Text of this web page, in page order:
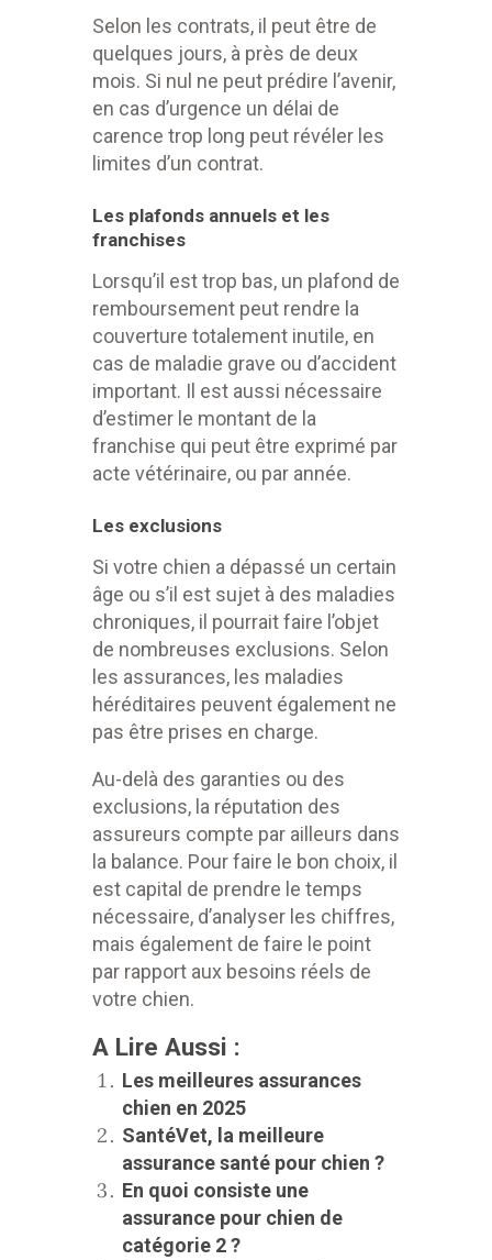
Selon les contrats, il peut être de
quelques jours, à près de deux
mois. Si nul ne peut prédire l’avenir,
en cas d’urgence un délai de
carence trop long peut révéler les
limites d’un contrat.
Les plafonds annuels et les
franchises
Lorsqu’il est trop bas, un plafond de
remboursement peut rendre la
couverture totalement inutile, en
cas de maladie grave ou d’accident
important. Il est aussi nécessaire
d’estimer le montant de la
franchise qui peut être exprimé par
acte vétérinaire, ou par année.
Les exclusions
Si votre chien a dépassé un certain
âge ou s’il est sujet à des maladies
chroniques, il pourrait faire l’objet
de nombreuses exclusions. Selon
les assurances, les maladies
héréditaires peuvent également ne
pas être prises en charge.
Au-delà des garanties ou des
exclusions, la réputation des
assureurs compte par ailleurs dans
la balance. Pour faire le bon choix, il
est capital de prendre le temps
nécessaire, d’analyser les chiffres,
mais également de faire le point
par rapport aux besoins réels de
votre chien.
A Lire Aussi :
Les meilleures assurances
chien en 2025
SantéVet, la meilleure
assurance santé pour chien ?
En quoi consiste une
assurance pour chien de
catégorie 2 ?